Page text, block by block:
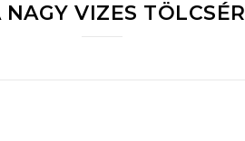
NAGY VIZES TÖLCSÉR